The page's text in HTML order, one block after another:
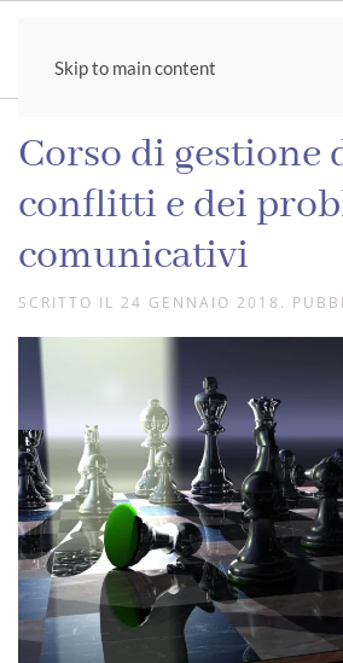
Skip to main content
Corso di gestione
conflitti e dei
comunicativi
SCRITTO IL 24 GENNAIO 2018 .